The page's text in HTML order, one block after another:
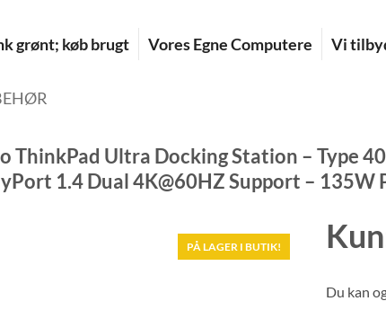
grønt; køb brugt Vores Egne Computere Vi
ThinkPad Ultra Docking Station – Type
1.4 Dual 4K@60HZ Support – 135W
PÅ LAGER I BUTIK!
Du kan